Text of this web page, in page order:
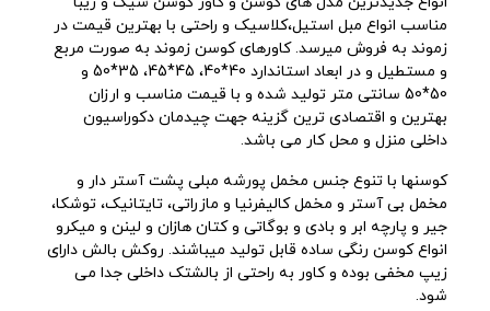
مناسب انواع مبل استیل،کلاسیک و راحتی با بهترین قیمت در
زموند به فروش میرسد. کاورهای کوسن زموند به صورت مربع
و مستطیل و در ابعاد استاندارد 40*40، 45*45، 35*50 و
50*50 سانتی متر تولید شده و با قیمت مناسب و ارزان
بهترین و اقتصادی ترین گزینه جهت چیدمان دکوراسیون
داخلی منزل و محل کار می باشد.
کوسنها با تنوع جنس مخمل پورشه مبلی پشت آستر دار و
مخمل بی آستر و مخمل کالیفرنیا و مازراتی، تایتانیک، توشکا،
جیر و پارچه ابر و بادی و بوگاتی و کتان هازان و لینن و میکرو
انواع کوسن رنگی ساده قابل تولید میباشند. روکش بالش دارای
زیپ مخفی بوده و کاور به راحتی از بالشتک داخلی جدا می
شود.